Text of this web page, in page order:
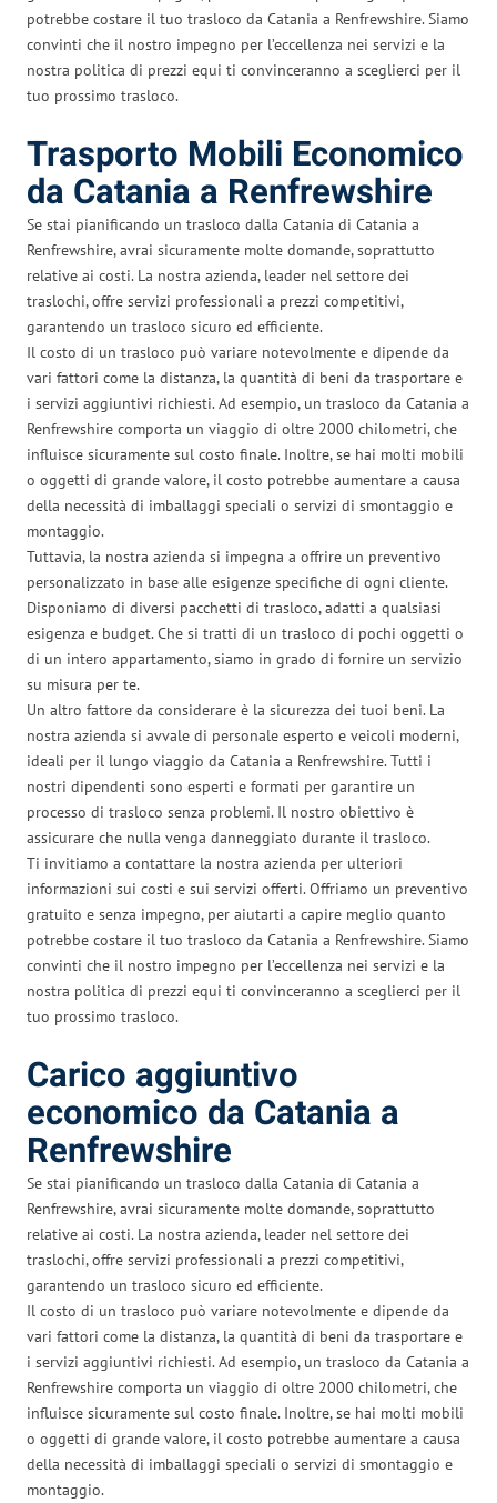
potrebbe costare il tuo trasloco da Catania a Renfrewshire. Siamo
convinti che il nostro impegno per l’eccellenza nei servizi e la
nostra politica di prezzi equi ti convinceranno a sceglierci per il
tuo prossimo trasloco.
Trasporto Mobili Economico
da Catania a Renfrewshire
Se stai pianificando un trasloco dalla Catania di Catania a
Renfrewshire, avrai sicuramente molte domande, soprattutto
relative ai costi. La nostra azienda, leader nel settore dei
traslochi, offre servizi professionali a prezzi competitivi,
garantendo un trasloco sicuro ed efficiente.
Il costo di un trasloco può variare notevolmente e dipende da
vari fattori come la distanza, la quantità di beni da trasportare e
i servizi aggiuntivi richiesti. Ad esempio, un trasloco da Catania a
Renfrewshire comporta un viaggio di oltre 2000 chilometri, che
influisce sicuramente sul costo finale. Inoltre, se hai molti mobili
o oggetti di grande valore, il costo potrebbe aumentare a causa
della necessità di imballaggi speciali o servizi di smontaggio e
montaggio.
Tuttavia, la nostra azienda si impegna a offrire un preventivo
personalizzato in base alle esigenze specifiche di ogni cliente.
Disponiamo di diversi pacchetti di trasloco, adatti a qualsiasi
esigenza e budget. Che si tratti di un trasloco di pochi oggetti o
di un intero appartamento, siamo in grado di fornire un servizio
su misura per te.
Un altro fattore da considerare è la sicurezza dei tuoi beni. La
nostra azienda si avvale di personale esperto e veicoli moderni,
ideali per il lungo viaggio da Catania a Renfrewshire. Tutti i
nostri dipendenti sono esperti e formati per garantire un
processo di trasloco senza problemi. Il nostro obiettivo è
assicurare che nulla venga danneggiato durante il trasloco.
Ti invitiamo a contattare la nostra azienda per ulteriori
informazioni sui costi e sui servizi offerti. Offriamo un preventivo
gratuito e senza impegno, per aiutarti a capire meglio quanto
potrebbe costare il tuo trasloco da Catania a Renfrewshire. Siamo
convinti che il nostro impegno per l’eccellenza nei servizi e la
nostra politica di prezzi equi ti convinceranno a sceglierci per il
tuo prossimo trasloco.
Carico aggiuntivo
economico da Catania a
Renfrewshire
Se stai pianificando un trasloco dalla Catania di Catania a
Renfrewshire, avrai sicuramente molte domande, soprattutto
relative ai costi. La nostra azienda, leader nel settore dei
traslochi, offre servizi professionali a prezzi competitivi,
garantendo un trasloco sicuro ed efficiente.
Il costo di un trasloco può variare notevolmente e dipende da
vari fattori come la distanza, la quantità di beni da trasportare e
i servizi aggiuntivi richiesti. Ad esempio, un trasloco da Catania a
Renfrewshire comporta un viaggio di oltre 2000 chilometri, che
influisce sicuramente sul costo finale. Inoltre, se hai molti mobili
o oggetti di grande valore, il costo potrebbe aumentare a causa
della necessità di imballaggi speciali o servizi di smontaggio e
montaggio.